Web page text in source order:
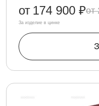
от 174 900 ₽
За изделие в цинке